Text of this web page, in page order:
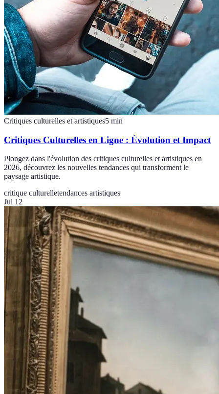
Critiques culturelles et artistiques5 min
Critiques Culturelles en Ligne : Évolution et Impact
Plongez dans l'évolution des critiques culturelles et artistiques en
2026, découvrez les nouvelles tendances qui transforment le
paysage artistique.
critique culturelletendances artistiques
Jul 12